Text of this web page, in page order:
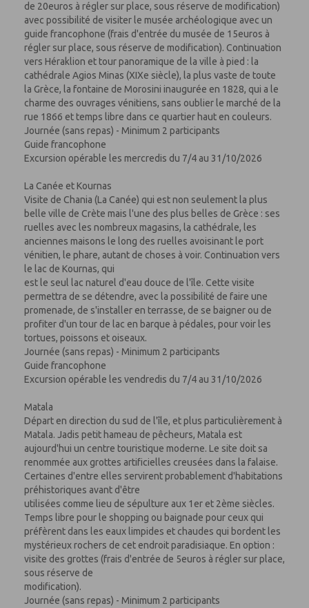
de 20euros à régler sur place, sous réserve de modification)
avec possibilité de visiter le musée archéologique avec un
guide francophone (frais d'entrée du musée de 15euros à
régler sur place, sous réserve de modification). Continuation
vers Héraklion et tour panoramique de la ville à pied : la
cathédrale Agios Minas (XIXe siècle), la plus vaste de toute
la Grèce, la fontaine de Morosini inaugurée en 1828, qui a le
charme des ouvrages vénitiens, sans oublier le marché de la
rue 1866 et temps libre dans ce quartier haut en couleurs.
Journée (sans repas) - Minimum 2 participants
Guide francophone
Excursion opérable les mercredis du 7/4 au 31/10/2026
La Canée et Kournas
Visite de Chania (La Canée) qui est non seulement la plus
belle ville de Crète mais l'une des plus belles de Grèce : ses
ruelles avec les nombreux magasins, la cathédrale, les
anciennes maisons le long des ruelles avoisinant le port
vénitien, le phare, autant de choses à voir. Continuation vers
le lac de Kournas, qui
est le seul lac naturel d'eau douce de l'île. Cette visite
permettra de se détendre, avec la possibilité de faire une
promenade, de s'installer en terrasse, de se baigner ou de
profiter d'un tour de lac en barque à pédales, pour voir les
tortues, poissons et oiseaux.
Journée (sans repas) - Minimum 2 participants
Guide francophone
Excursion opérable les vendredis du 7/4 au 31/10/2026
Matala
Départ en direction du sud de l'île, et plus particulièrement à
Matala. Jadis petit hameau de pêcheurs, Matala est
aujourd'hui un centre touristique moderne. Le site doit sa
renommée aux grottes artificielles creusées dans la falaise.
Certaines d'entre elles servirent probablement d'habitations
préhistoriques avant d'être
utilisées comme lieu de sépulture aux 1er et 2ème siècles.
Temps libre pour le shopping ou baignade pour ceux qui
préfèrent dans les eaux limpides et chaudes qui bordent les
mystérieux rochers de cet endroit paradisiaque. En option :
visite des grottes (frais d'entrée de 5euros à régler sur place,
sous réserve de
modification).
Journée (sans repas) - Minimum 2 participants